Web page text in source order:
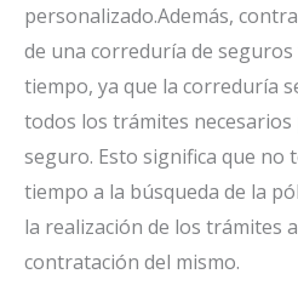
personalizado.Además,
de una correduría de
tiempo, ya que la correduría
todos los trámites
seguro. Esto significa que no
tiempo a la búsqueda de la
la realización de los trámites
contratación del mismo.